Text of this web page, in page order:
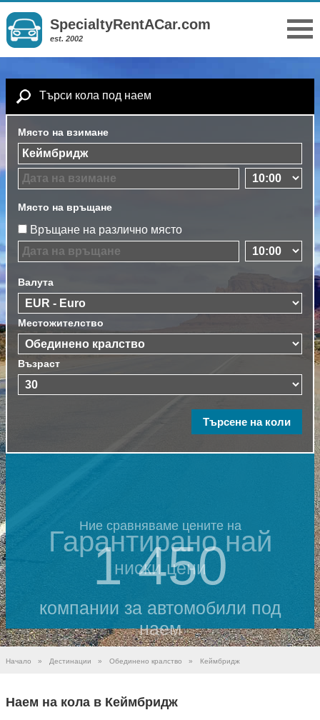
SpecialtyRentACar.com
est. 2002
Търси кола под наем
Място на взимане
Място на връщане
Връщане на различно място
Валута
Местожителство
Възраст
Ние сравняваме цените на
1 450
компании за автомобили под
наем
Гарантирано най
ниски цени
Начало » Дестинации » Обединено кралство » Кеймбридж
Наем на кола в Кеймбридж